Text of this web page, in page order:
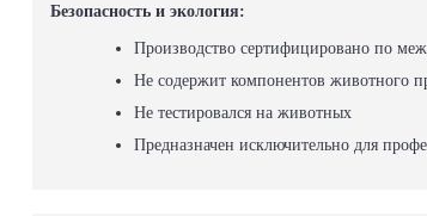
Безопасность и экология:
Производство сертифицировано по
Не содержит компонентов животного
Не тестировался на животных
Предназначен исключительно для